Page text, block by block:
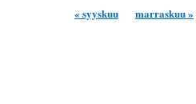
« syyskuu marraskuu »